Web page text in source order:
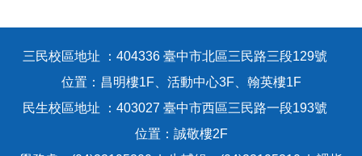
三民校區地址 ：404336 臺中市北區三民路三段129號
位置：昌明樓1F、活動中心3F、翰英樓1F
民生校區地址 ：403027 臺中市西區三民路一段193號
位置：誠敬樓2F